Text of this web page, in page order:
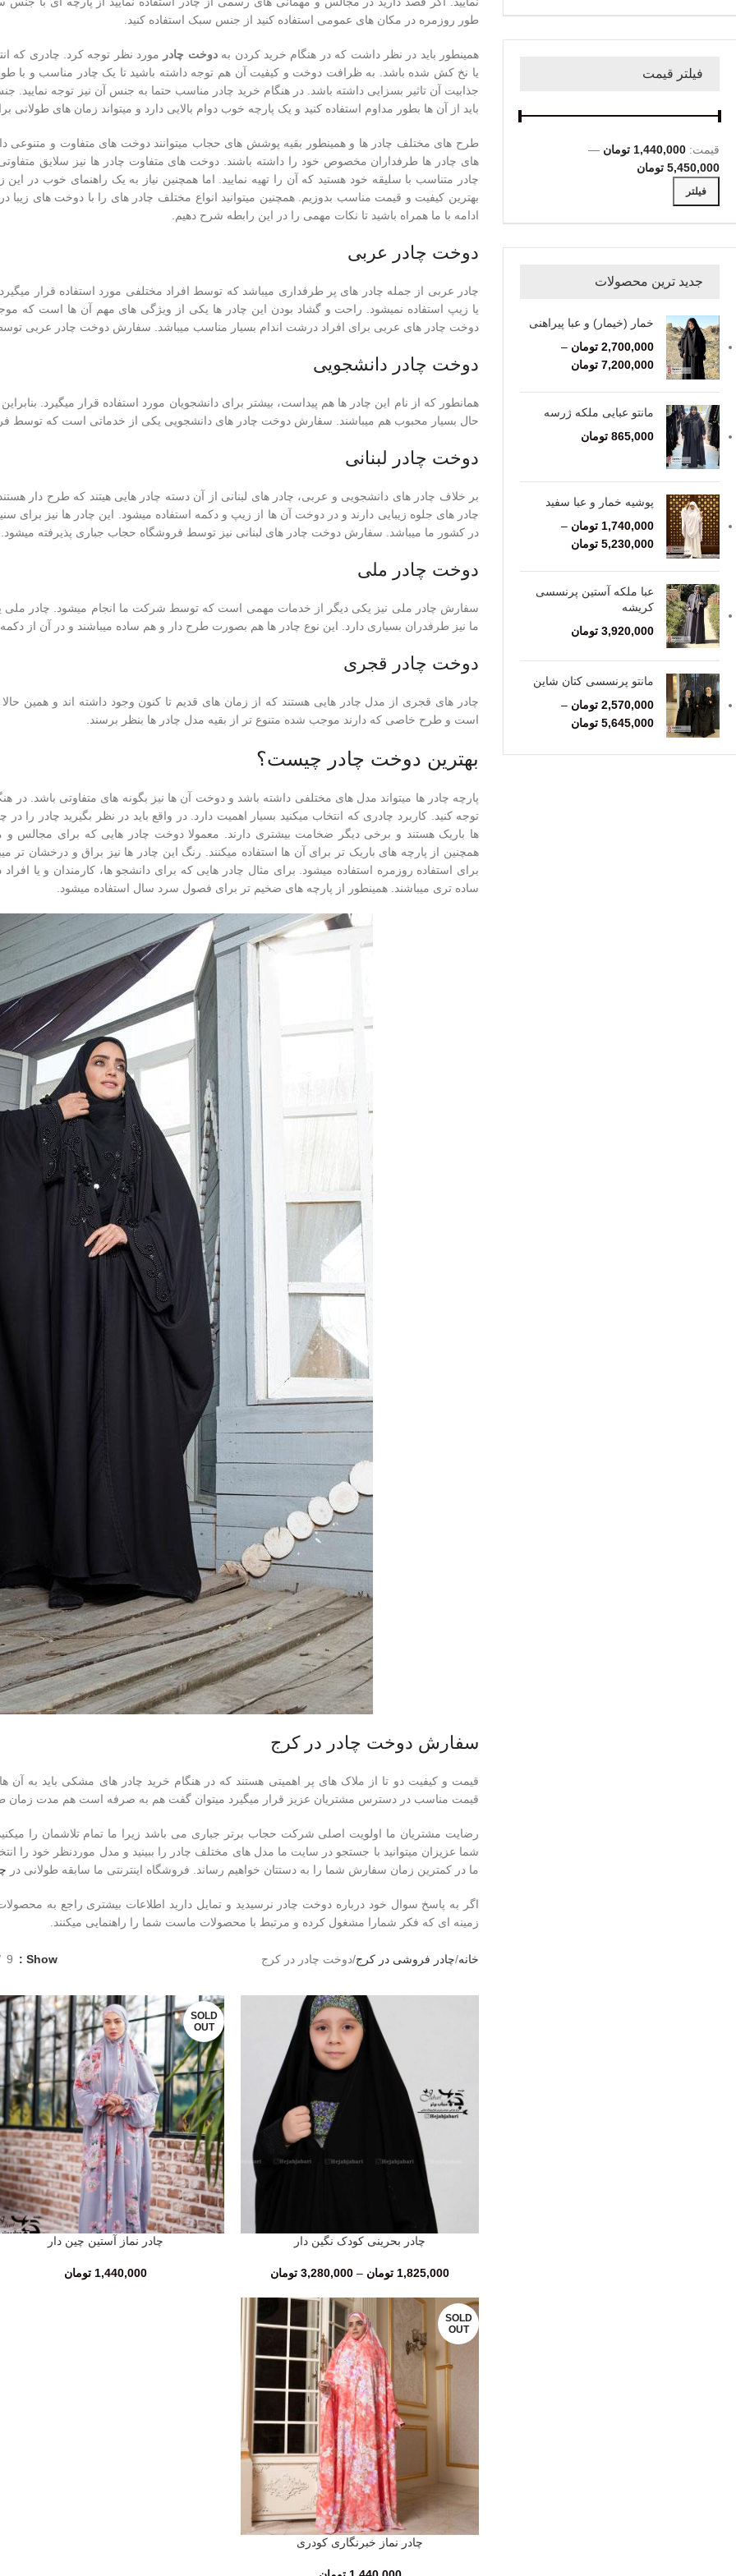
فیلتر قیمت
فیلتر
قیمت: 1,440,000 تومان
—
5,450,000 تومان
جدید ترین محصولات
خمار (خیمار) و عبا پیراهنی
2,700,000 تومان –
7,200,000 تومان
مانتو عبایی ملکه ژرسه
865,000 تومان
پوشیه خمار و عبا سفید
1,740,000 تومان –
5,230,000 تومان
عبا ملکه آستین پرنسسی
کریشه
3,920,000 تومان
مانتو پرنسسی کتان شاین
2,570,000 تومان –
5,645,000 تومان
طور روزمره در مکان های عمومی استفاده کنید از جنس سبک استفاده کنید.
همینطور باید در نظر داشت که در هنگام خرید کردن بهدوخت چادر مورد نظر توجه کرد. چادری که
یا نخ کش شده باشد. به ظرافت دوخت و کیفیت آن هم توجه داشته باشید تا یک چادر مناسب و با طول
جذابیت آن تاثیر بسزایی داشته باشد. در هنگام خرید چادر مناسب حتما به جنس آن نیز توجه
باید از آن ها بطور مداوم استفاده کنید و یک پارچه خوب دوام بالایی دارد و میتواند زمان های طولانی
طرح های مختلف چادر ها و همینطور بقیه پوشش های حجاب میتوانند دوخت های متفاوت و
های چادر ها طرفداران مخصوص خود را داشته باشند. دوخت های متفاوت چادر ها نیز سلایق
چادر متناسب با سلیقه خود هستید که آن را تهیه نمایید. اما همچنین نیاز به یک راهنمای خوب در این
بهترین کیفیت و قیمت مناسب بدوزیم. همچنین میتوانید انواع مختلف چادر های را با دوخت های
ادامه با ما همراه باشید تا نکات مهمی را در این رابطه شرح دهیم.
دوخت چادر عربی
چادر عربی از جمله چادر های پر طرفداری میباشد که توسط افراد مختلفی مورد استفاده قرار
یا زیپ استفاده نمیشود. راحت و گشاد بودن این چادر ها یکی از ویژگی های مهم آن ها است که
دوخت چادر های عربی برای افراد درشت اندام بسیار مناسب میباشد. سفارش دوخت چادر عربی
دوخت چادر دانشجویی
همانطور که از نام این چادر ها هم پیداست، بیشتر برای دانشجویان مورد استفاده قرار میگیرد.
حال بسیار محبوب هم میباشند. سفارش دوخت چادر های دانشجویی یکی از خدماتی است که توسط
دوخت چادر لبنانی
بر خلاف چادر های دانشجویی و عربی، چادر های لبنانی از آن دسته چادر هایی هیتند که طرح دار
چادر های جلوه زیبایی دارند و در دوخت آن ها از زیپ و دکمه استفاده میشود. این چادر ها نیز برای
در کشور ما میباشد. سفارش دوخت چادر های لبنانی نیز توسط فروشگاه حجاب جباری پذیرفته میشود.
دوخت چادر ملی
سفارش چادر ملی نیز یکی دیگر از خدمات مهمی است که توسط شرکت ما انجام میشود. چادر ملی
ما نیز طرفدران بسیاری دارد. این نوع چادر ها هم بصورت طرح دار و هم ساده میباشند و در آن از
دوخت چادر قجری
چادر های قجری از مدل چادر هایی هستند که از زمان های قدیم تا کنون وجود داشته اند و همین
است و طرح خاصی که دارند موجب شده متنوع تر از بقیه مدل چادر ها بنظر برسند.
بهترین دوخت چادر چیست؟
پارچه چادر ها میتواند مدل های مختلفی داشته باشد و دوخت آن ها نیز بگونه های متفاوتی باشد. در
توجه کنید. کاربرد چادری که انتخاب میکنید بسیار اهمیت دارد. در واقع باید در نظر بگیرید چادر را
ها باریک هستند و برخی دیگر ضخامت بیشتری دارند. معمولا دوخت چادر هایی که برای مجالس و
همچنین از پارچه های باریک تر برای آن ها استفاده میکنند. رنگ این چادر ها نیز براق و درخشان تر
برای استفاده روزمره استفاده میشود. برای مثال چادر هایی که برای دانشجو ها، کارمندان و یا
ساده تری میباشند. همینطور از پارچه های ضخیم تر برای فصول سرد سال استفاده میشود.
سفارش دوخت چادر در کرج
قیمت و کیفیت دو تا از ملاک های پر اهمیتی هستند که در هنگام خرید چادر های مشکی باید به آن
قیمت مناسب در دسترس مشتریان عزیز قرار میگیرد میتوان گفت هم به صرفه است هم مدت زمان
رضایت مشتریان ما اولویت اصلی شرکت حجاب برتر جباری می باشد زیرا ما تمام تلاشمان را
شما عزیزان میتوانید با جستجو در سایت ما مدل های مختلف چادر را ببینید و مدل موردنظر خود را
ما در کمترین زمان سفارش شما را به دستتان خواهیم رساند. فروشگاه اینترنتی ما سابقه طولانی در
اگر به پاسخ سوال خود درباره دوخت چادر نرسیدید و تمایل دارید اطلاعات بیشتری راجع به محصولات
زمینه ای که فکر شمارا مشغول کرده و مرتبط با محصولات ماست شما را راهنمایی میکنند.
خانه چادر فروشی در کرج دوخت چادر در کرج Show
9
انتخاب گزینه‌هاچادر بحرینی کودک نگین دار
1,825,000 تومان –
3,280,000 تومان
SOLD
OUT
انتخاب گزینه‌هاچادر نماز آستین چین دار
1,440,000 تومان
SOLD
OUT
انتخاب گزینه‌هاچادر نماز خبرنگاری کودری